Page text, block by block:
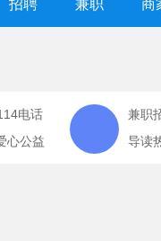
招聘 兼职 商
电话
心公益
兼职
导读